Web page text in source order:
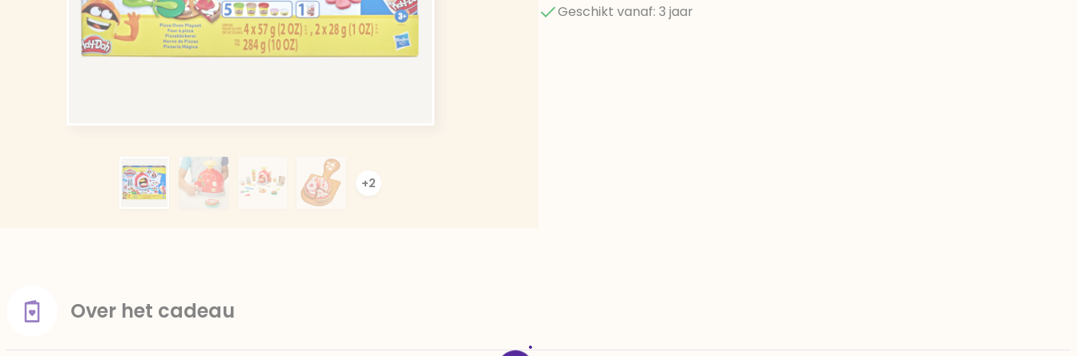
+2
Geschikt vanaf: 3 jaar
Over het cadeau